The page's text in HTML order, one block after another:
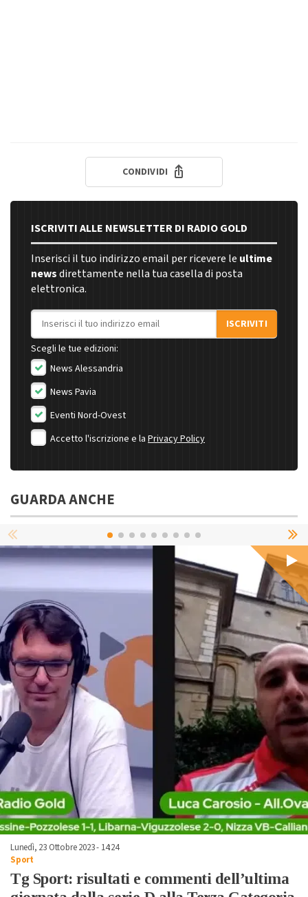
CONDIVIDI
ISCRIVITI ALLE NEWSLETTER DI RADIO GOLD
Inserisci il tuo indirizzo email per ricevere le ultime
newsdirettamente nella tua casella di posta
elettronica.
Indirizzo email
ISCRIVITI
Scegli le tue edizioni:
News Alessandria
News Pavia
Eventi Nord-Ovest
Accetto l'iscrizione e la Privacy Policy
GUARDA ANCHE
Lunedì, 23 Ottobre 2023 - 14:24
Sport
Tg Sport: risultati e commenti dell’ultima